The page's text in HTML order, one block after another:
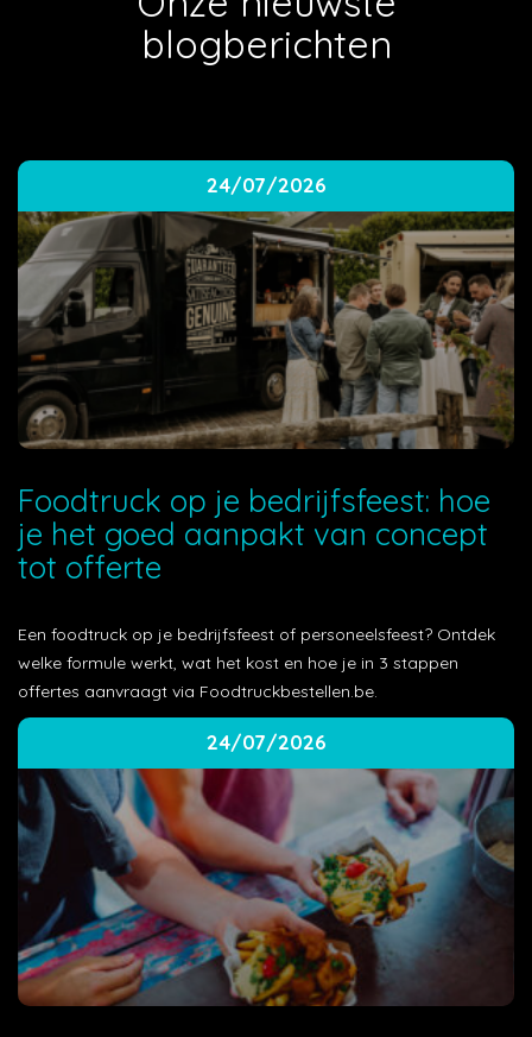
blogberichten
24/07/2026
Foodtruck op je bedrijfsfeest: hoe
je het goed aanpakt van concept
tot offerte
Een foodtruck op je bedrijfsfeest of personeelsfeest? Ontdek
welke formule werkt, wat het kost en hoe je in 3 stappen
offertes aanvraagt via Foodtruckbestellen.be.
24/07/2026